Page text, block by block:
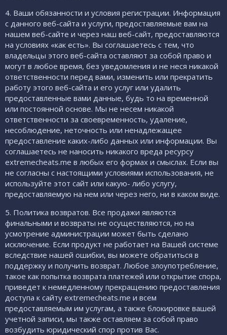
4. Ваши обязанности и условия регистрации. Информация
с данного веб-сайта и услуги, предоставляемые вам на
нашем веб-сайте и через наш веб-сайт, предоставляются
на условиях «как есть». Вы соглашаетесь с тем, что
владельцы этого веб-сайта оставляют за собой право и
могут в любое время, без уведомления и не неся никакой
ответственности перед вами, изменить или прекратить
работу этого веб-сайта и его услуг или удалить
предоставленные вами данные, будь то на временной
или постоянной основе. Мы не несем никакой
ответственности за своевременность, удаление,
несоблюдение, неточность или ненадлежащее
предоставление каких-либо данных или информации. Вы
соглашаетесь не наносить никакого вреда ресурсу
extremecheats.me в любых его формах и смыслах. Если вы
не согласны с настоящими условиями использования, не
используйте этот сайт или какую- либо услугу,
предоставляемую на нем или через него, ни в каком виде.
5. Политика возвратов. Все продажи являются
финальными и возвраты не осуществляются, но на
усмотрение администрации может быть сделано
исключение. Если продукт не работает на Вашей системе
вследствие нашей ошибки, вы можете обратиться в
поддержку и получить возврат. Любое злоупотребление,
такое как попытка возврата платежей или открытие спора,
приведет к немедленному прекращению предоставления
доступа к сайту extremecheats.me и всем
предоставляемым им услугам, а также блокировке вашей
учетной записи, мы также оставляем за собой право
возбудить юридический спор против Вас.